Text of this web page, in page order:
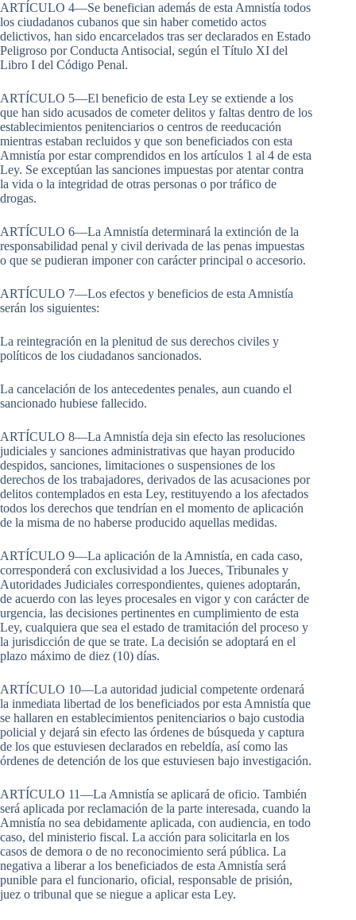
ARTÍCULO 4—Se benefician además de esta Amnistía todos
los ciudadanos cubanos que sin haber cometido actos
delictivos, han sido encarcelados tras ser declarados en Estado
Peligroso por Conducta Antisocial, según el Título XI del
Libro I del Código Penal.
ARTÍCULO 5—El beneficio de esta Ley se extiende a los
que han sido acusados de cometer delitos y faltas dentro de los
establecimientos penitenciarios o centros de reeducación
mientras estaban recluidos y que son beneficiados con esta
Amnistía por estar comprendidos en los artículos 1 al 4 de esta
Ley. Se exceptúan las sanciones impuestas por atentar contra
la vida o la integridad de otras personas o por tráfico de
drogas.
ARTÍCULO 6—La Amnistía determinará la extinción de la
responsabilidad penal y civil derivada de las penas impuestas
o que se pudieran imponer con carácter principal o accesorio.
ARTÍCULO 7—Los efectos y beneficios de esta Amnistía
serán los siguientes:
La reintegración en la plenitud de sus derechos civiles y
políticos de los ciudadanos sancionados.
La cancelación de los antecedentes penales, aun cuando el
sancionado hubiese fallecido.
ARTÍCULO 8—La Amnistía deja sin efecto las resoluciones
judiciales y sanciones administrativas que hayan producido
despidos, sanciones, limitaciones o suspensiones de los
derechos de los trabajadores, derivados de las acusaciones por
delitos contemplados en esta Ley, restituyendo a los afectados
todos los derechos que tendrían en el momento de aplicación
de la misma de no haberse producido aquellas medidas.
ARTÍCULO 9—La aplicación de la Amnistía, en cada caso,
corresponderá con exclusividad a los Jueces, Tribunales y
Autoridades Judiciales correspondientes, quienes adoptarán,
de acuerdo con las leyes procesales en vigor y con carácter de
urgencia, las decisiones pertinentes en cumplimiento de esta
Ley, cualquiera que sea el estado de tramitación del proceso y
la jurisdicción de que se trate. La decisión se adoptará en el
plazo máximo de diez (10) días.
ARTÍCULO 10—La autoridad judicial competente ordenará
la inmediata libertad de los beneficiados por esta Amnistía que
se hallaren en establecimientos penitenciarios o bajo custodia
policial y dejará sin efecto las órdenes de búsqueda y captura
de los que estuviesen declarados en rebeldía, así como las
órdenes de detención de los que estuviesen bajo investigación.
ARTÍCULO 11—La Amnistía se aplicará de oficio. También
será aplicada por reclamación de la parte interesada, cuando la
Amnistía no sea debidamente aplicada, con audiencia, en todo
caso, del ministerio fiscal. La acción para solicitarla en los
casos de demora o de no reconocimiento será pública. La
negativa a liberar a los beneficiados de esta Amnistía será
punible para el funcionario, oficial, responsable de prisión,
juez o tribunal que se niegue a aplicar esta Ley.